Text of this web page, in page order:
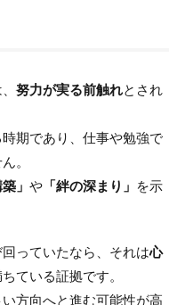
、努力が実る前触れとされ
期であり、仕事や勉強で
。
」 や「絆の深まり」
を示
っていたなら、それは心
ている証拠です。
方向へと進む可能性が高